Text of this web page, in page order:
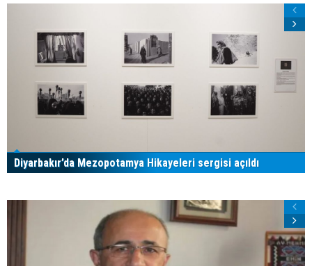
Diyarbakır’da Mezopotamya Hikayeleri sergisi açıldı